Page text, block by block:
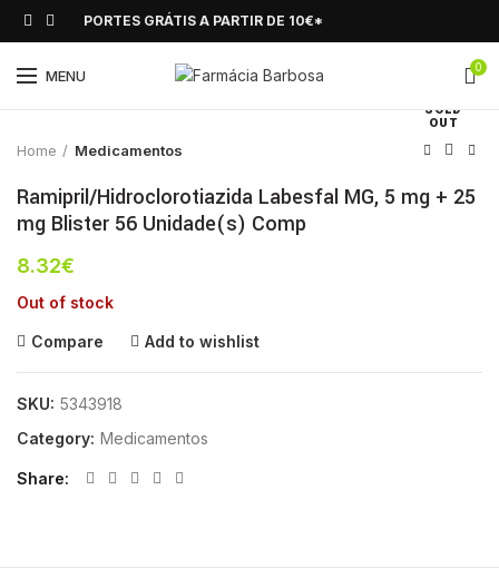
PORTES GRÁTIS A PARTIR DE 10€*
MENU 0
SOLD
OUT
Click to enlarge
Home Medicamentos
Ramipril/Hidroclorotiazida Labesfal MG, 5 mg + 25
mg Blister 56 Unidade(s) Comp
8.32€
Out of stock
Compare Add to wishlist
SKU: 5343918
Category: Medicamentos
Share